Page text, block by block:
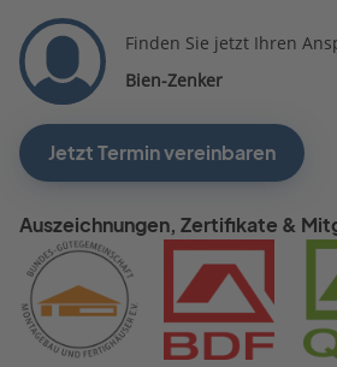
Finden Sie jetzt Ihren
Bien-Zenker
Jetzt Termin vereinbaren
Auszeichnungen, Zertifikate &